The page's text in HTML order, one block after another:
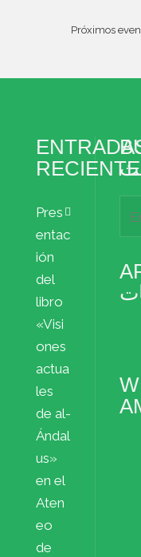
Próximos
Pres
entac
ión
del
libro
«Visi
ones
actua
les
de al-
Ándal
us»
en el
Aten
eo
de